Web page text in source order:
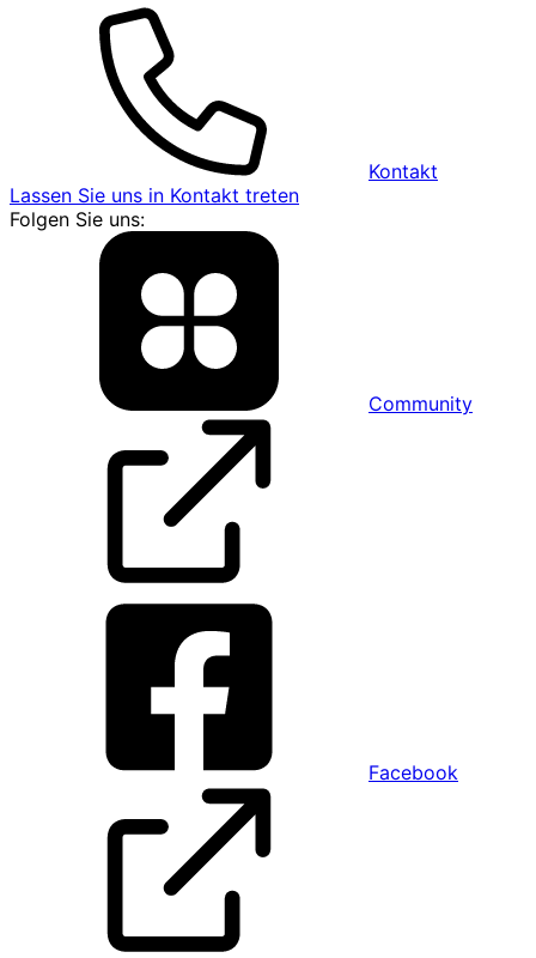
Kontakt
Lassen Sie uns in Kontakt treten
Folgen Sie uns:
Community
Facebook